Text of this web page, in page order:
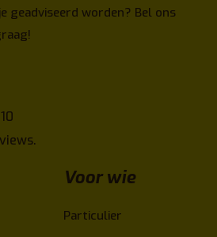
geadviseerd worden? Bel ons
Voor wie
Particulier